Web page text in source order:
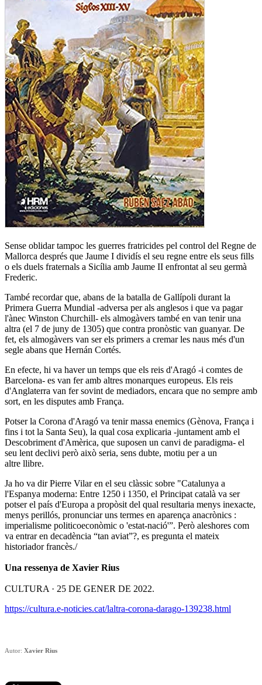
Sense oblidar tampoc les guerres fratricides pel control del Regne de
Mallorca després que Jaume I dividís el seu regne entre els seus fills
o els duels fraternals a Sicília amb Jaume II enfrontat al seu germà
Frederic.
També recordar que, abans de la batalla de Gallípoli durant la
Primera Guerra Mundial -adversa per als anglesos i que va pagar
l'ànec Winston Churchill- els almogàvers també en van tenir una
altra (el 7 de juny de 1305) que contra pronòstic van guanyar. De
fet, els almogàvers van ser els primers a cremar les naus més d'un
segle abans que Hernán Cortés.
En efecte, hi va haver un temps que els reis d'Aragó -i comtes de
Barcelona- es van fer amb altres monarques europeus. Els reis
d'Anglaterra van fer sovint de mediadors, encara que no sempre amb
sort, en les disputes amb França.
Potser la Corona d'Aragó va tenir massa enemics (Gènova, França i
fins i tot la Santa Seu), la qual cosa explicaria -juntament amb el
Descobriment d'Amèrica, que suposen un canvi de paradigma- el
seu lent declivi però això seria, sens dubte, motiu per a un
altre llibre.
Ja ho va dir Pierre Vilar en el seu clàssic sobre "Catalunya a
l'Espanya moderna: Entre 1250 i 1350, el Principat català va ser
potser el país d'Europa a propòsit del qual resultaria menys inexacte,
menys perillós, pronunciar uns termes en aparença anacrònics :
imperialisme politicoeconòmic o 'estat-nació'”. Però aleshores com
va entrar en decadència “tan aviat”?, es pregunta el mateix
historiador francès./
Una ressenya de Xavier Rius
CULTURA · 25 DE GENER DE 2022.
https://cultura.e-noticies.cat/laltra-corona-darago-139238.html
Autor: Xavier Rius